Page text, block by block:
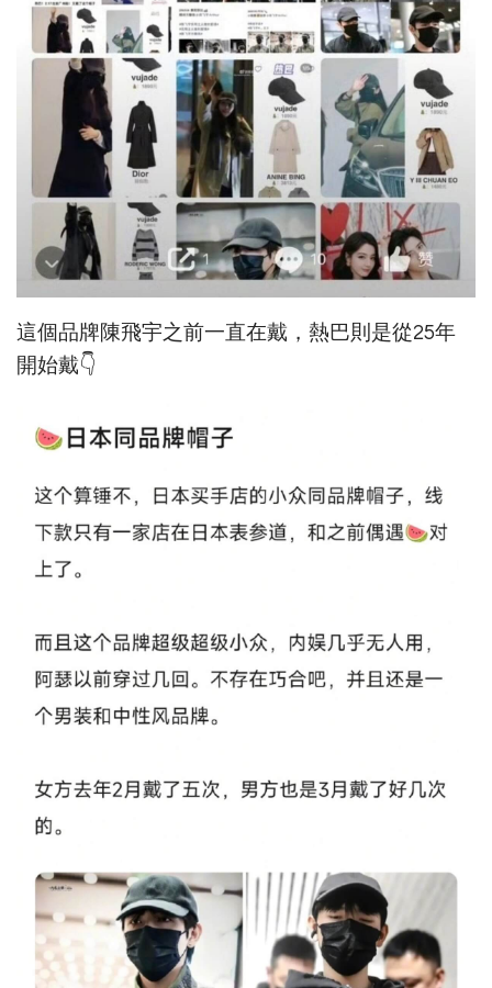
這個品牌陳飛宇之前一直在戴，熱巴則是從25年
開始戴👇